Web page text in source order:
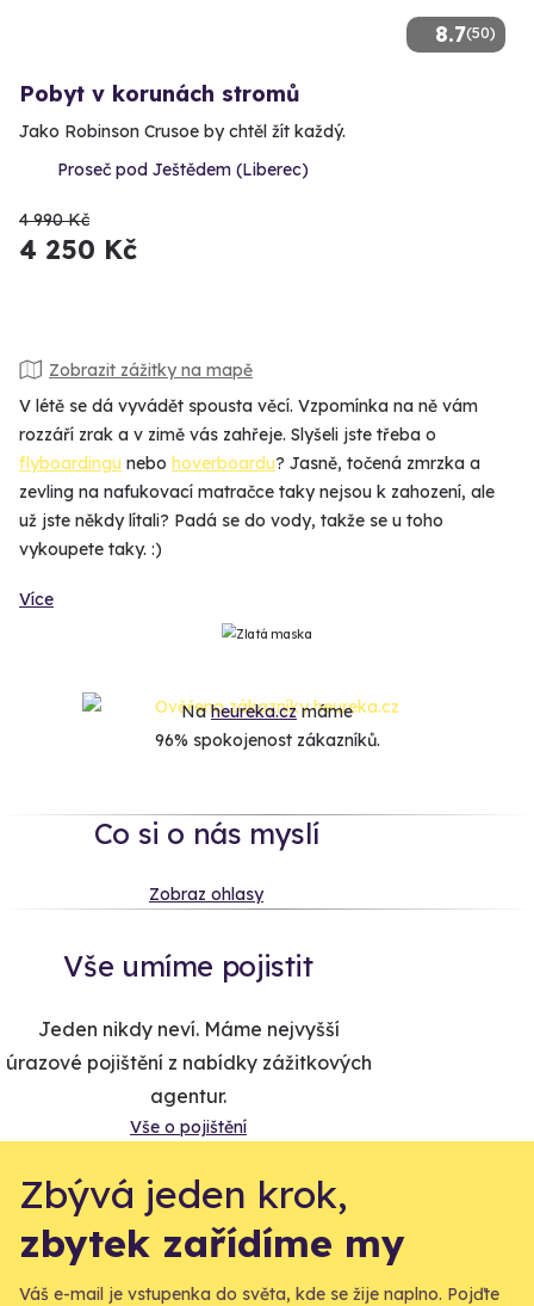
8.7(50)
Pobyt v korunách stromů
Jako Robinson Crusoe by chtěl žít každý.
Proseč pod Ještědem (Liberec)
4 990 Kč
4 250 Kč
Zobrazit zážitky na mapě
V létě se dá vyvádět spousta věcí. Vzpomínka na ně vám
rozzáří zrak a v zimě vás zahřeje. Slyšeli jste třeba o
flyboardingu nebo hoverboardu? Jasně, točená zmrzka a
zevling na nafukovací matračce taky nejsou k zahození, ale
už jste někdy lítali? Padá se do vody, takže se u toho
vykoupete taky. :)
Více
Naheureka.czmáme
96% spokojenost zákazníků.
Co si o nás myslí
Zobraz ohlasy
Vše umíme pojistit
Jeden nikdy neví. Máme nejvyšší
úrazové pojištění z nabídky zážitkových
agentur.
Vše o pojištění
Zbývá jeden krok,
zbytek zařídíme my
Váš e-mail je vstupenka do světa, kde se žije naplno. Pojďte